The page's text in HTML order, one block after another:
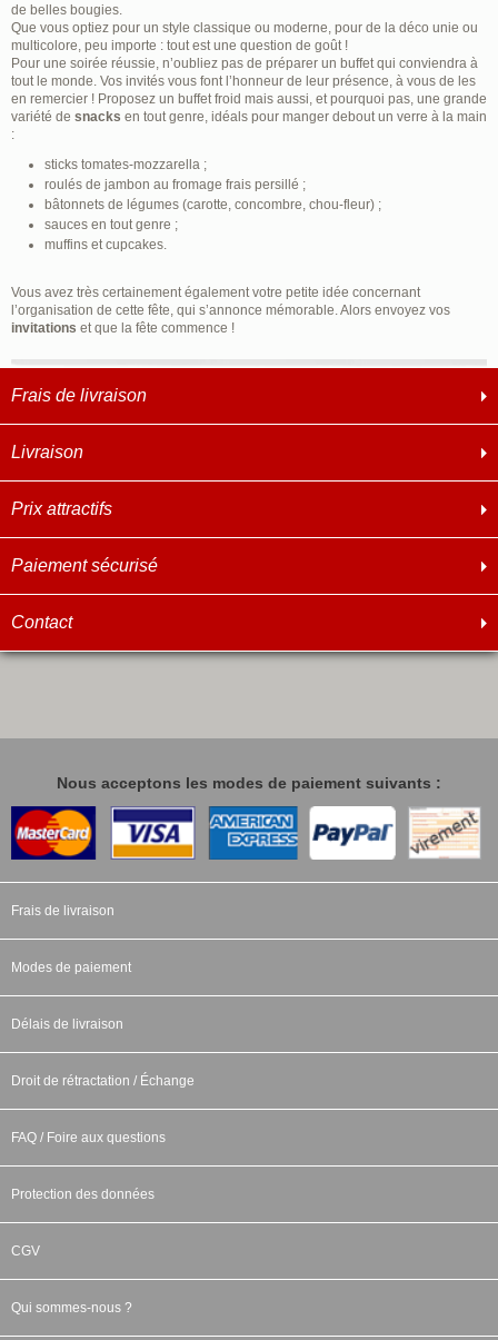
Frais de livraison
Livraison
Prix attractifs
Paiement sécurisé
Contact
de belles bougies.
Que vous optiez pour un style classique ou moderne, pour de la déco unie ou
multicolore, peu importe : tout est une question de goût !
Pour une soirée réussie, n’oubliez pas de préparer un buffet qui conviendra à
tout le monde. Vos invités vous font l’honneur de leur présence, à vous de les
en remercier ! Proposez un buffet froid mais aussi, et pourquoi pas, une grande
variété de snacks en tout genre, idéals pour manger debout un verre à la main
:
sticks tomates-mozzarella ;
roulés de jambon au fromage frais persillé ;
bâtonnets de légumes (carotte, concombre, chou-fleur) ;
sauces en tout genre ;
muffins et cupcakes.
Vous avez très certainement également votre petite idée concernant
l’organisation de cette fête, qui s’annonce mémorable. Alors envoyez vos
invitations et que la fête commence !
Nous acceptons les modes de paiement suivants :
Frais de livraison
Modes de paiement
Délais de livraison
Droit de rétractation / Échange
FAQ / Foire aux questions
Protection des données
CGV
Qui sommes-nous ?